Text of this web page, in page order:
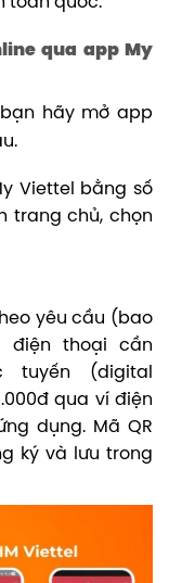
qua app My
hãy mở app
Viettel bằng số
trang chủ, chọn
yêu cầu (bao
điện thoại cần
(digital
qua ví điện
dụng. Mã QR
ký và lưu trong